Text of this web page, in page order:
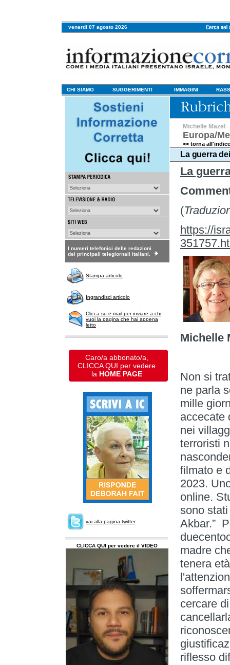
venerdi 07 agosto 2026
CHI SIAMO SUGGERIMENTI IMMAGINI
I numeri telefonici delle redazioni
dei principali telegiornali italiani.
Stampa articolo
Ingrandisci articolo
Clicca su e-mail per inviare a chi
vuoi la pagina che hai appena
letto
Caro/a abbonato/a,
CLICCA QUI per vedere
la HOME PAGE
vai alla pagina twitter
CLICCA QUI per vedere il VIDEO
Michelle Mazel
Europa/
<< torna
La guerra
La
(
https://
Michelle
Non si
ne parla
mille
accecate
nei
terroristi
filmato e
2023.
online.
sono
Akbar.”
madre
tenera
cercare
riflesso